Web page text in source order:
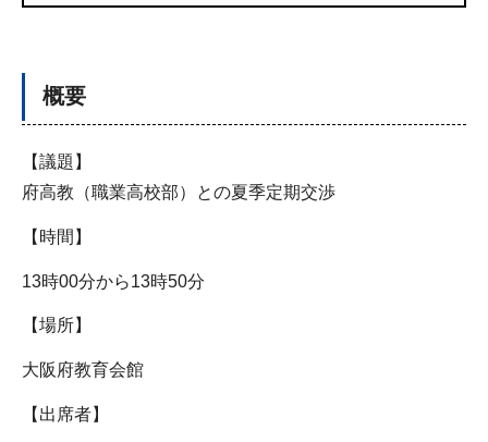
概要
【議題】
府高教（職業高校部）との夏季定期交渉
【時間】
13時00分から13時50分
【場所】
大阪府教育会館
【出席者】